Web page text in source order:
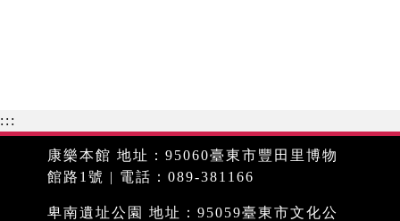
:::
康樂本館 地址：95060臺東市豐田里博物
館路1號 | 電話：089-381166
卑南遺址公園 地址：95059臺東市文化公